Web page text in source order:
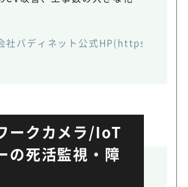
社バディネット公式HP(https://
ークカメラ/IoT
の死活監視・障